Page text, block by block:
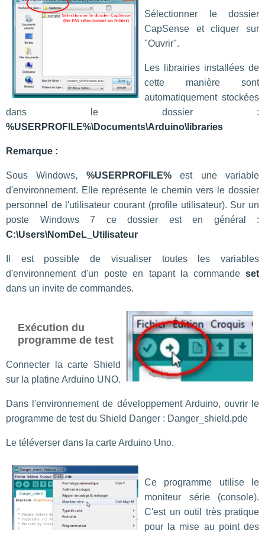
Sélectionner le dossier
CapSense et cliquer sur
"Ouvrir".
Les librairies installées de
cette manière sont
automatiquement stockées
dans le dossier :
%USERPROFILE%\Documents\Arduino\libraries
Remarque :
Sous Windows, %USERPROFILE%est une variable
d'environnement. Elle représente le chemin vers le dossier
personnel de l'utilisateur courant (profile utilisateur). Sur un
poste Windows 7 ce dossier est en général :
C:\Users\NomDeL_Utilisateur
Il est possible de visualiser toutes les variables
d'environnement d'un poste en tapant la commande set
dans un invite de commandes.
Exécution du
programme de test
Connecter la carte Shield
sur la platine Arduino UNO.
Dans l'environnement de développement Arduino, ouvrir le
programme de test du Shield Danger : Danger_shield.pde
Le téléverser dans la carte Arduino Uno.
Ce programme utilise le
moniteur série (console).
C'est un outil très pratique
pour la mise au point des